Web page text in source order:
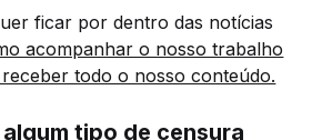
ficar por dentro das notícias
acompanhar o nosso trabalho
todo o nosso conteúdo.
tipo de censura